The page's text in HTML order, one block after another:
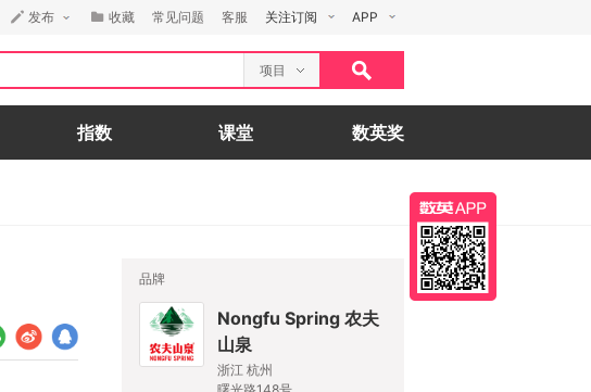
发布 收藏 常见问题 客服 关注订阅 APP
项目
指数 课堂 数英奖
品牌
Nongfu Spring 农夫
山泉
浙江 杭州